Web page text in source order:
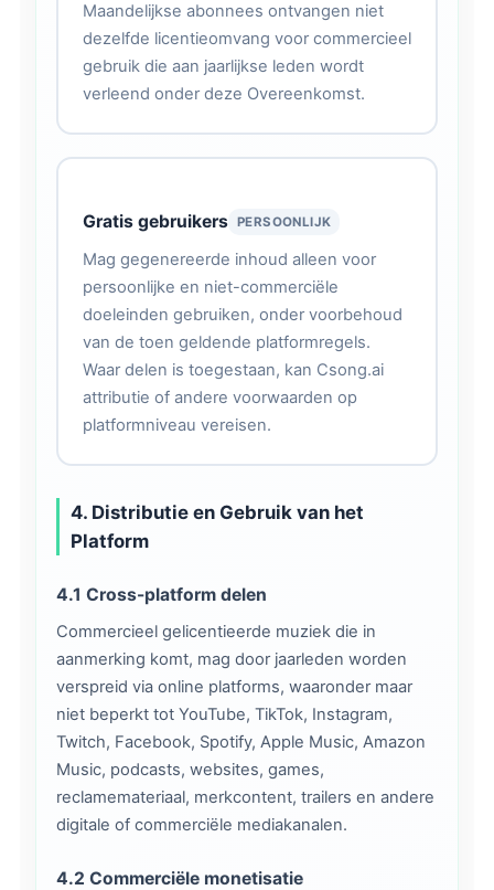
Maandelijkse abonnees ontvangen niet
dezelfde licentieomvang voor commercieel
gebruik die aan jaarlijkse leden wordt
verleend onder deze Overeenkomst.
Gratis gebruikers PERSOONLIJK
Mag gegenereerde inhoud alleen voor
persoonlijke en niet-commerciële
doeleinden gebruiken, onder voorbehoud
van de toen geldende platformregels.
Waar delen is toegestaan, kan Csong.ai
attributie of andere voorwaarden op
platformniveau vereisen.
4. Distributie en Gebruik van het
Platform
4.1 Cross-platform delen
Commercieel gelicentieerde muziek die in
aanmerking komt, mag door jaarleden worden
verspreid via online platforms, waaronder maar
niet beperkt tot YouTube, TikTok, Instagram,
Twitch, Facebook, Spotify, Apple Music, Amazon
Music, podcasts, websites, games,
reclamemateriaal, merkcontent, trailers en andere
digitale of commerciële mediakanalen.
4.2 Commerciële monetisatie